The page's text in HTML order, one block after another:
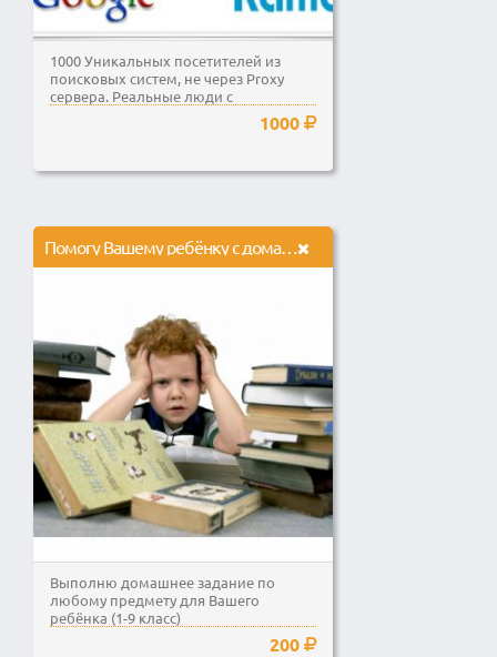
1000 Уникальных посетителей из
поисковых систем, не через Proxy
сервера. Реальные люди с
1000
Помогу Вашему ребёнку с домашней работой!
Выполню домашнее задание по
любому предмету для Вашего
ребёнка (1-9 класс)
200